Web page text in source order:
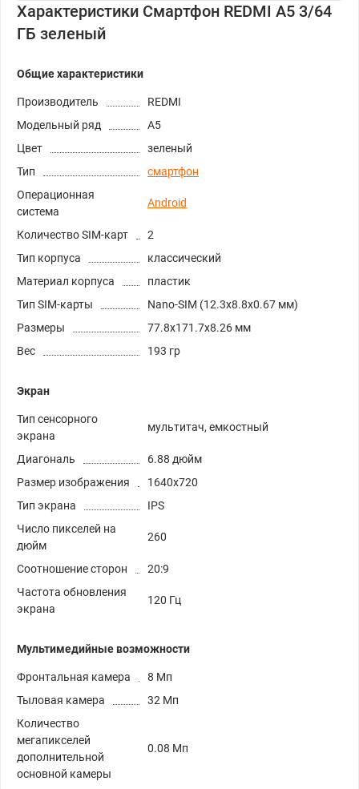
Характеристики Смартфон REDMI A5 3/64
ГБ зеленый
Общие характеристики
Производитель
REDMI
Модельный ряд
A5
Цвет
зеленый
Тип
смартфон
Операционная
система
Android
Количество SIM-карт
2
Тип корпуса
классический
Материал корпуса
пластик
Тип SIM-карты
Nano-SIM (12.3x8.8x0.67 мм)
Размеры
77.8x171.7x8.26 мм
Вес
193 гр
Экран
Тип сенсорного
экрана
мультитач, емкостный
Диагональ
6.88 дюйм
Размер изображения
1640x720
Тип экрана
IPS
Число пикселей на
дюйм
260
Соотношение сторон
20:9
Частота обновления
экрана
120 Гц
Мультимедийные возможности
Фронтальная камера
8 Мп
Тыловая камера
32 Мп
Количество
мегапикселей
дополнительной
основной камеры
0.08 Мп